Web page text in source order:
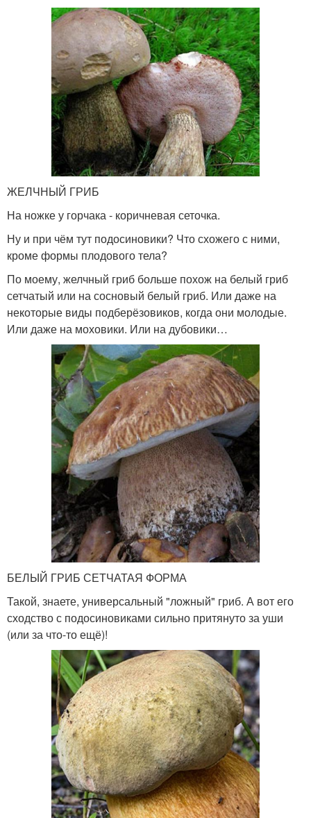
ЖЕЛЧНЫЙ ГРИБ
На ножке у горчака - коричневая сеточка.
Ну и при чём тут подосиновики? Что схожего с ними,
кроме формы плодового тела?
По моему, желчный гриб больше похож на белый гриб
сетчатый или на сосновый белый гриб. Или даже на
некоторые виды подберёзовиков, когда они молодые.
Или даже на моховики. Или на дубовики…
БЕЛЫЙ ГРИБ СЕТЧАТАЯ ФОРМА
Такой, знаете, универсальный "ложный" гриб. А вот его
сходство с подосиновиками сильно притянуто за уши
(или за что-то ещё)!